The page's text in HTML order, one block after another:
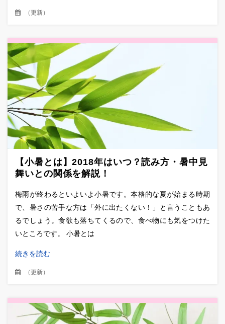
（更新）
【小暑とは】2018年はいつ？読み方・暑中見
舞いとの関係を解説！
梅雨が終わるといよいよ小暑です。本格的な夏が始まる時期
で、暑さの苦手な方は「外に出たくない！」と言うこともあ
るでしょう。食欲も落ちてくるので、食べ物にも気をつけた
いところです。 小暑とは
続きを読む
（更新）